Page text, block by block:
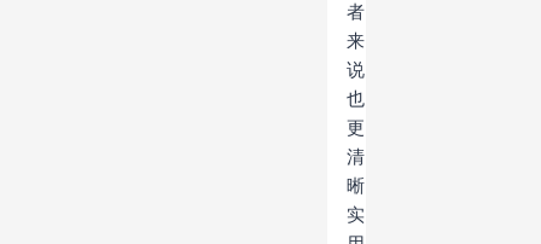
者
来
说
也
更
清
晰
实